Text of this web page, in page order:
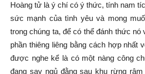
Hoàng tử là ý chí có ý thức, tính nam
sức mạnh của tình yêu và mong
trong chúng ta, để có thể đánh thức nó
phần thiêng liêng bằng cách hợp nhất
được nghe kể là có một nàng công
đang say ngủ đằng sau khu rừng